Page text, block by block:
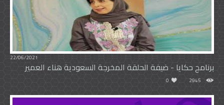
22/06/2021
برنامج حكايا - ضيفة الحلقة المخرجة السعودية هناء العمير
2945
0